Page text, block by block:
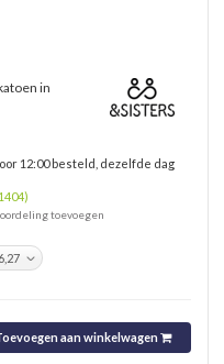
in
12:00 besteld, dezelfde dag
toevoegen
aan winkelwagen